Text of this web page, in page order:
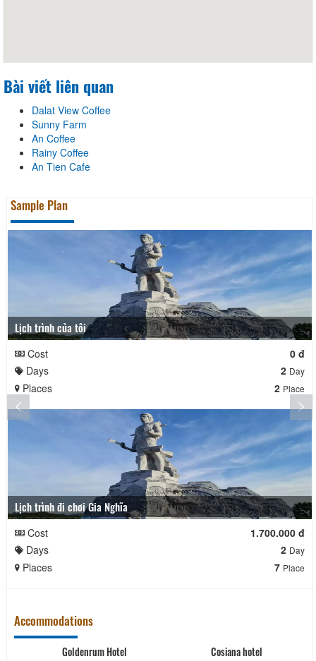
Bài viết liên quan
Dalat View Coffee
Sunny Farm
An Coffee
Rainy Coffee
An Tien Cafe
Sample Plan
Lịch trình của tôi
Cost
0 đ
Days
2 Day
Places 2 Place
Lịch trình đi chơi Gia Nghĩa
Cost
1.700.000 đ
Days
2 Day
Places 7 Place
Accommodations
CSLT Charm